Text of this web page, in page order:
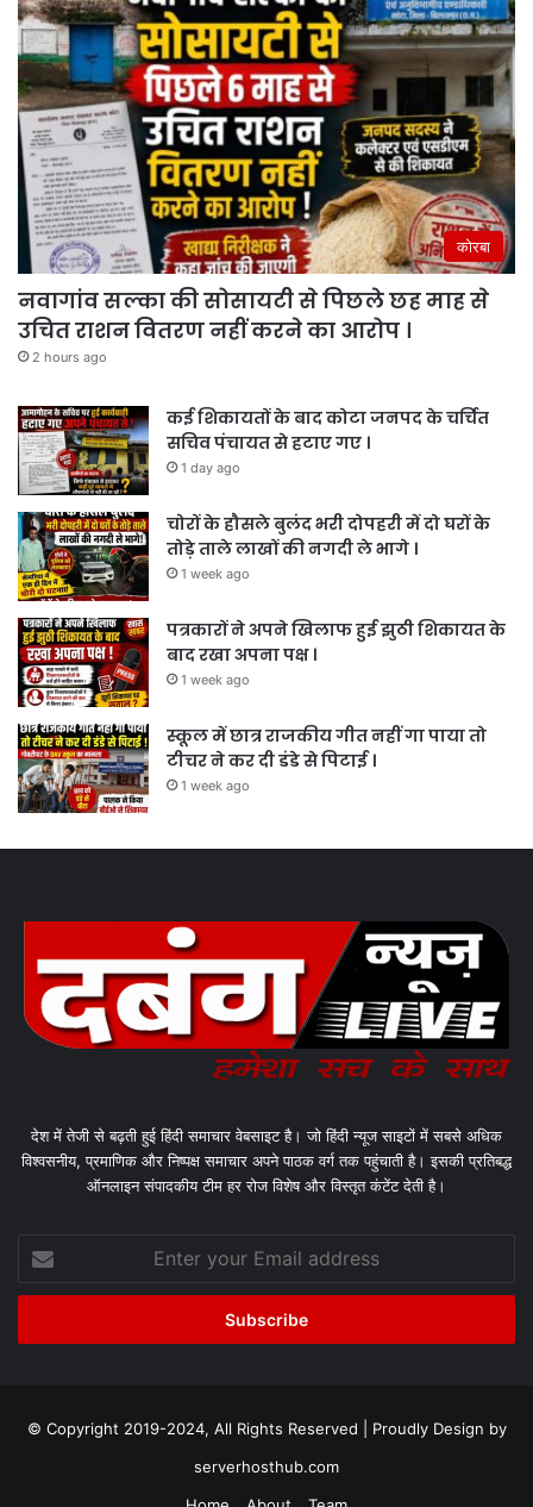
कोरबा
नवागांव सल्का की सोसायटी से पिछले छह माह से
उचित राशन वितरण नहीं करने का आरोप ।
2 hours ago
कई शिकायतों के बाद कोटा जनपद के चर्चित
सचिव पंचायत से हटाए गए ।
1 day ago
चोरों के हौसले बुलंद भरी दोपहरी में दो घरों के
तोड़े ताले लाखों की नगदी ले भागे ।
1 week ago
पत्रकारों ने अपने खिलाफ हुई झुठी शिकायत के
बाद रखा अपना पक्ष ।
1 week ago
स्कूल में छात्र राजकीय गीत नहीं गा पाया तो
टीचर ने कर दी डंडे से पिटाई ।
1 week ago
देश में तेजी से बढ़ती हुई हिंदी समाचार वेबसाइट है। जो हिंदी न्यूज साइटों में सबसे अधिक
विश्वसनीय, प्रमाणिक और निष्पक्ष समाचार अपने पाठक वर्ग तक पहुंचाती है। इसकी प्रतिबद्ध
ऑनलाइन संपादकीय टीम हर रोज विशेष और विस्तृत कंटेंट देती है।
your
Email
© Copyright 2019-2024, All Rights Reserved | Proudly Design by
serverhosthub.com